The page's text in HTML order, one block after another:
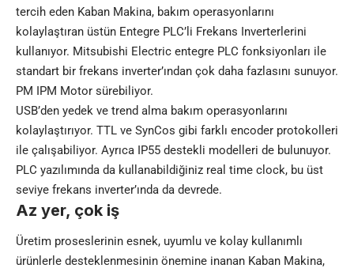
tercih eden Kaban Makina, bakım operasyonlarını
kolaylaştıran üstün Entegre PLC’li Frekans Inverterlerini
kullanıyor. Mitsubishi Electric entegre PLC fonksiyonları ile
standart bir frekans inverter’ından çok daha fazlasını sunuyor.
PM IPM Motor sürebiliyor.
USB’den yedek ve trend alma bakım operasyonlarını
kolaylaştırıyor. TTL ve SynCos gibi farklı encoder protokolleri
ile çalışabiliyor. Ayrıca IP55 destekli modelleri de bulunuyor.
PLC yazılımında da kullanabildiğiniz real time clock, bu üst
seviye frekans inverter’ında da devrede.
Az yer, çok iş
Üretim proseslerinin esnek, uyumlu ve kolay kullanımlı
ürünlerle desteklenmesinin önemine inanan Kaban Makina,